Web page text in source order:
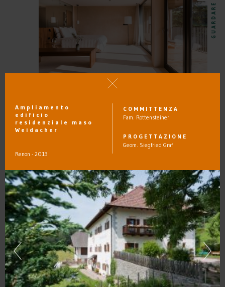
Ampliamento
edificio
residenziale maso
Weidacher
Renon - 2013
COMMITTENZA
Fam. Rottensteiner
PROGETTAZIONE
Geom. Siegfried Graf
GUARDARE
GUARDARE